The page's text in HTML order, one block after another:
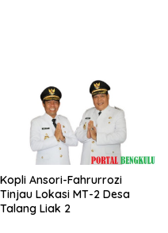
Kopli Ansori-Fahrurrozi
Tinjau Lokasi MT-2 Desa
Talang Liak 2